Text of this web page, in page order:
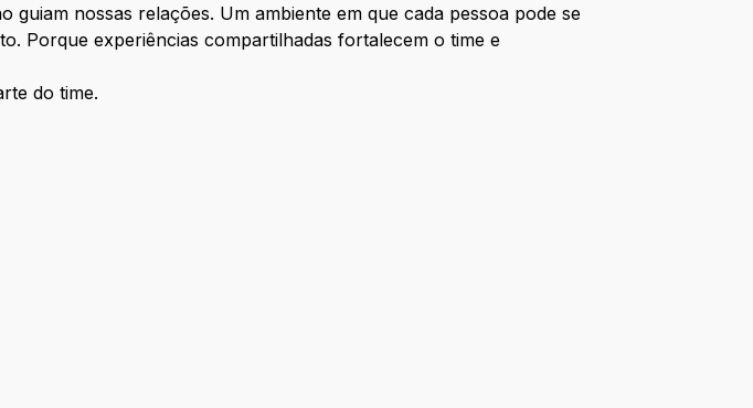
nossas relações. Um ambiente em que cada pessoa pode se
Porque experiências compartilhadas fortalecem o time e
do time.